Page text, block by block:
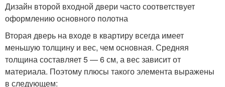
Дизайн второй входной двери часто соответствует
оформлению основного полотна
Вторая дверь на входе в квартиру всегда имеет
меньшую толщину и вес, чем основная. Средняя
толщина составляет 5 — 6 см, а вес зависит от
материала. Поэтому плюсы такого элемента выражены
в следующем: